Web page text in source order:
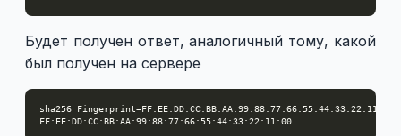
Будет получен ответ, аналогичный тому, какой
был получен на сервере